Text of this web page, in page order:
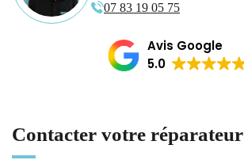
07 83 19 05 75
Avis Google
5.0
Contacter votre réparateur